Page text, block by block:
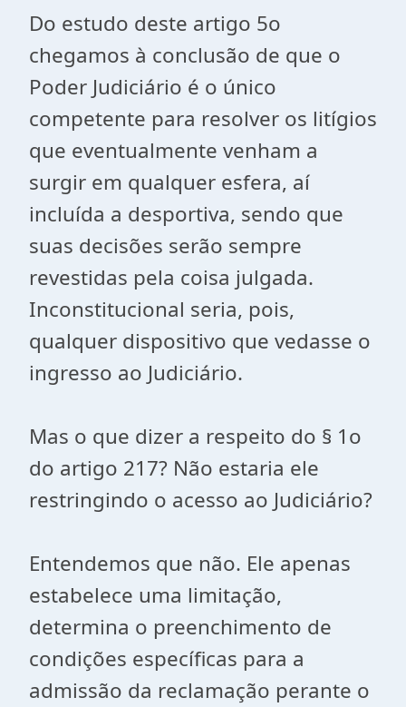
Do estudo deste artigo 5o
chegamos à conclusão de que o
Poder Judiciário é o único
competente para resolver os litígios
que eventualmente venham a
surgir em qualquer esfera, aí
incluída a desportiva, sendo que
suas decisões serão sempre
revestidas pela coisa julgada.
Inconstitucional seria, pois,
qualquer dispositivo que vedasse o
ingresso ao Judiciário.
Mas o que dizer a respeito do § 1o
do artigo 217? Não estaria ele
restringindo o acesso ao Judiciário?
Entendemos que não. Ele apenas
estabelece uma limitação,
determina o preenchimento de
condições específicas para a
admissão da reclamação perante o